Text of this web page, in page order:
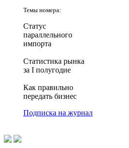
Темы номера:
Статус
параллельного
импорта
Статистика рынка
за I полугодие
Как правильно
передать бизнес
Подписка на журнал